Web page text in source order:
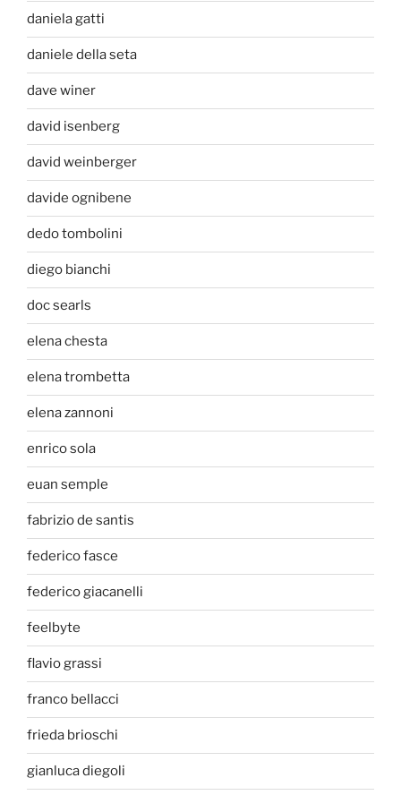
daniela gatti
daniele della seta
dave winer
david isenberg
david weinberger
davide ognibene
dedo tombolini
diego bianchi
doc searls
elena chesta
elena trombetta
elena zannoni
enrico sola
euan semple
fabrizio de santis
federico fasce
federico giacanelli
feelbyte
flavio grassi
franco bellacci
frieda brioschi
gianluca diegoli